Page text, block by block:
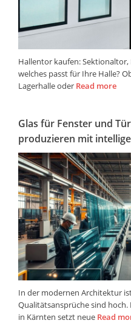
Hallentor kaufen:
welches passt für Ihre Halle?
Lagerhalle oder Read more
Glas für Fenster und
produzieren mit
In der modernen Architektur
Qualitätsansprüche sind
in Kärnten setzt neue Read